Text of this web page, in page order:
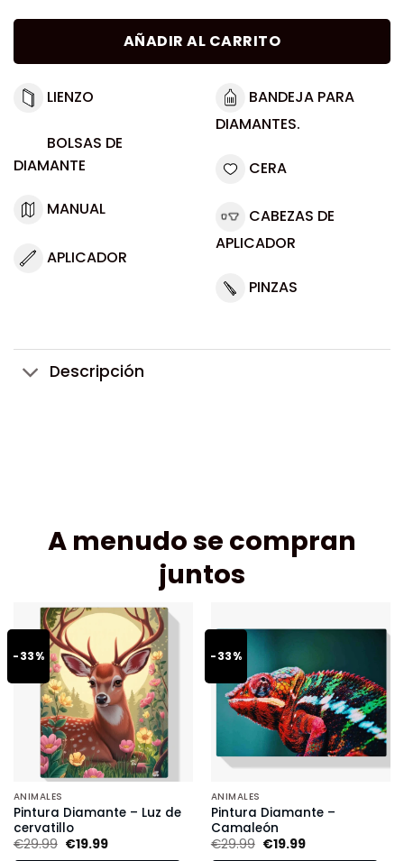
AÑADIR AL CARRITO
LIENZO
BOLSAS DE
DIAMANTE
MANUAL
APLICADOR
BANDEJA PARA
DIAMANTES.
CERA
CABEZAS DE
APLICADOR
PINZAS
Descripción
A menudo se compran
juntos
-33%
ANIMALES
Pintura Diamante – Luz de
cervatillo
€29.99 €19.99
-33%
ANIMALES
Pintura Diamante –
Camaleón
€29.99 €19.99